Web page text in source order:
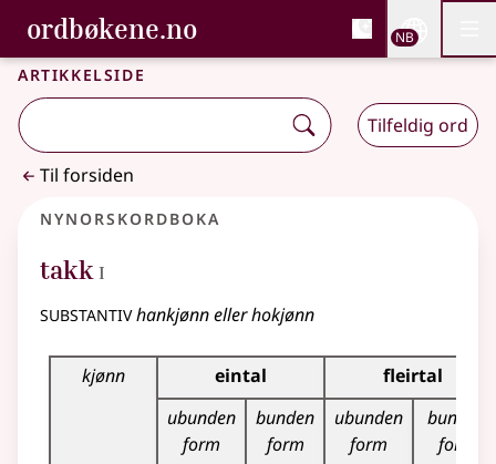
Gå til hovedinnhold
Tilgjengelighet
ordbøkene.no, Bokmålsordboka og
Bokmålsordboka og Nynorskordboka
NB
Artikkelside
Tilfeldig ord
Til forsiden
Nynorskordboka
takk 1
I
substantivhankjønn eller hokjønn
Bøyningstabell for dette substantivet
kjønn eintal
fleirtal
ubunden
form
bunden
form
ubunden
form
bunden
form